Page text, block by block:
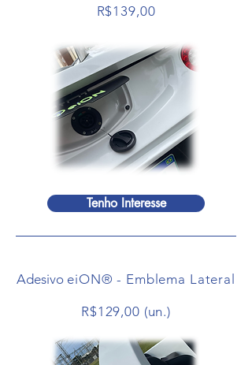
R$139,00
Tenho Interesse
Adesivo eiON® - Emblema Lateral
R$129,00 (un.)